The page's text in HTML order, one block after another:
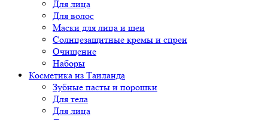
Для лица
Для волос
Маски для лица и шеи
Солнцезащитные кремы и спреи
Очищение
Наборы
Косметика из Таиланда
Зубные пасты и порошки
Для тела
Для лица